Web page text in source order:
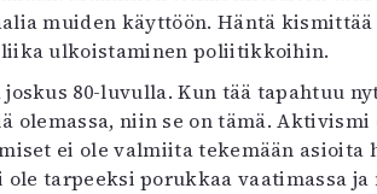
muiden käyttöön. Häntä
ulkoistaminen poliitikkoihin.
80-luvulla. Kun tää tapahtuu
olemassa, niin se on tämä. Aktivismi
ei ole valmiita tekemään asioita
tarpeeksi porukkaa vaatimassa ja